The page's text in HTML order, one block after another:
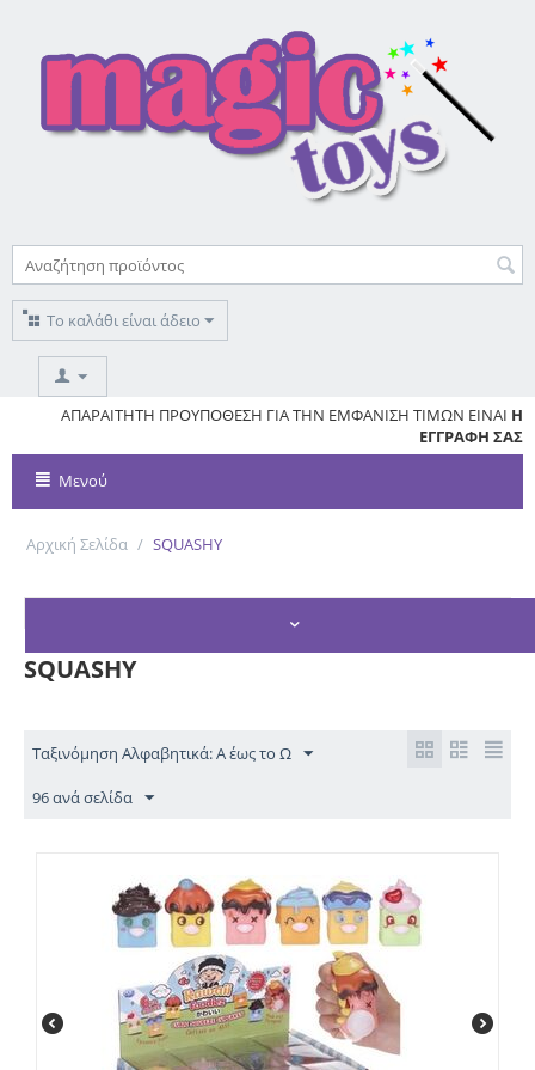
Το καλάθι είναι άδειο
ΑΠΑΡΑΙΤΗΤΗ ΠΡΟΥΠΟΘΕΣΗ ΓΙΑ ΤΗΝ ΕΜΦΑΝΙΣΗ ΤΙΜΩΝ ΕΙΝΑΙ Η
ΕΓΓΡΑΦΗ ΣΑΣ
Μενού
Αρχική Σελίδα / SQUASHY
SQUASHY
Ταξινόμηση Αλφαβητικά: Α έως το Ω
96 ανά σελίδα